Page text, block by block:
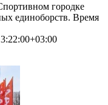
городке
единоборств. Время